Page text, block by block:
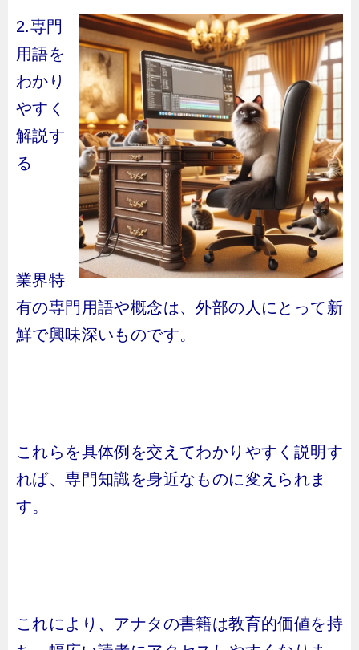
2.専門
用語を
わかり
やすく
解説す
る
業界特
有の専門用語や概念は、外部の人にとって新
鮮で興味深いものです。
これらを具体例を交えてわかりやすく説明す
れば、専門知識を身近なものに変えられま
す。
これにより、アナタの書籍は教育的価値を持